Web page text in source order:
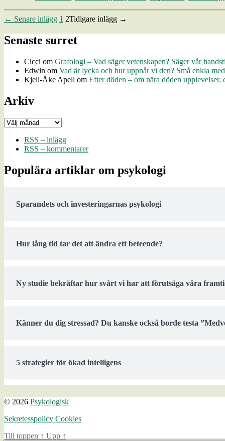
Sidnumrering
för
inlägg
← Senare inlägg 1 2Tidigare inlägg →
Senaste surret
Cicci om Grafologi – Vad säger vetenskapen? Säger vår
Edwin om Vad är lycka och hur uppnår vi den? Små enkla
Kjell-Åke Apell om Efter döden – om nära döden
Arkiv
Arkiv
RSS – inlägg
RSS – kommentarer
Populära artiklar om psykologi
Sparandets och investeringarnas psykologi
Hur lång tid tar det att ändra ett beteende?
Ny studie bekräftar hur svårt vi har att förutsäga våra
Känner du dig stressad? Du kanske också borde testa
5 strategier för ökad intelligens
© 2026 Psykologisk
Sekretesspolicy Cookies
Till toppen ↑ Upp ↑